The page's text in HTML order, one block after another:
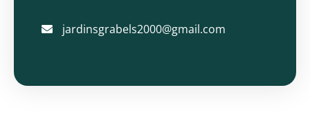
jardinsgrabels2000@gmail.com